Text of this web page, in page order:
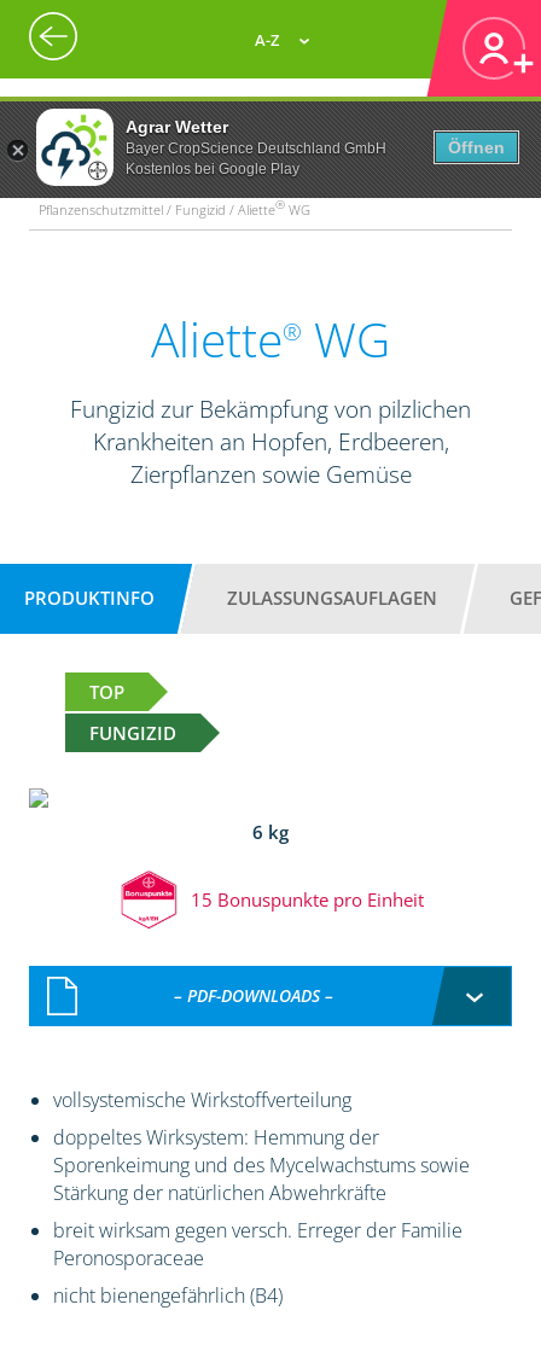
Agrar Wetter
Bayer CropScience Deutschland GmbH
Kostenlos bei Google Play
Öffnen
A-Z
Pflanzenschutzmittel / Fungizid / Aliette® WG
Aliette® WG
Fungizid zur Bekämpfung von pilzlichen
Krankheiten an Hopfen, Erdbeeren,
Zierpflanzen sowie Gemüse
PRODUKTINFO ZULASSUNGSAUFLAGEN
TOP
FUNGIZID
6 kg
15 Bonuspunkte pro Einheit
– PDF-DOWNLOADS –
vollsystemische Wirkstoffverteilung
doppeltes Wirksystem: Hemmung der
Sporenkeimung und des Mycelwachstums sowie
Stärkung der natürlichen Abwehrkräfte
breit wirksam gegen versch. Erreger der Familie
Peronosporaceae
nicht bienengefährlich (B4)